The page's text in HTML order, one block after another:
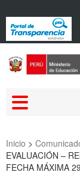
Inicio >
EVALUACIÓN –
FECHA MÁXIMA